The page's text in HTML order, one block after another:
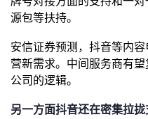
源包等扶持。
安信证券预测，抖音等内
营新需求。中间服务商有
公司的逻辑。
另一方面抖音还在密集拉